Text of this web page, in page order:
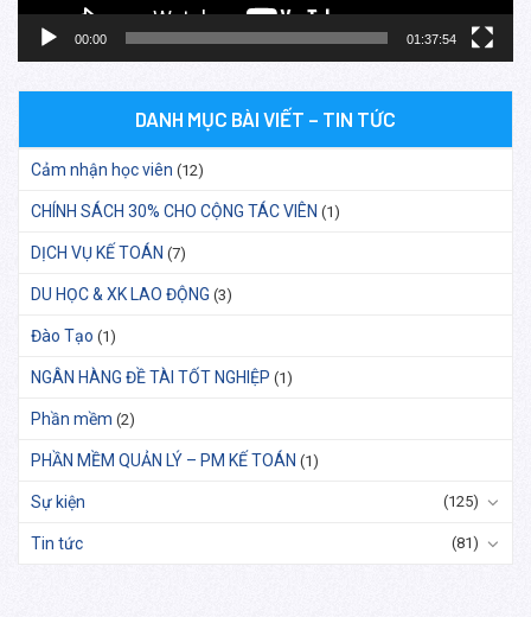
00:00 01:37:54
DANH MỤC BÀI VIẾT – TIN TỨC
Cảm nhận học viên (12)
CHÍNH SÁCH 30% CHO CỘNG TÁC VIÊN (1)
DỊCH VỤ KẾ TOÁN (7)
DU HỌC & XK LAO ĐỘNG (3)
Đào Tạo (1)
NGÂN HÀNG ĐỀ TÀI TỐT NGHIỆP (1)
Phần mềm (2)
PHẦN MỀM QUẢN LÝ – PM KẾ TOÁN (1)
Sự kiện (125)
Tin tức (81)